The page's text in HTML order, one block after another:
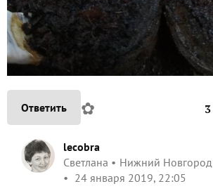
Ответить ✿ 3
lecobra
Светлана
Нижний Новгород
24 января 2019, 22:05